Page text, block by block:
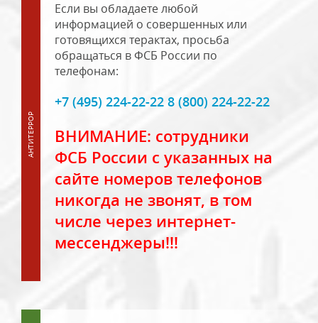
Если вы обладаете любой
информацией о совершенных или
готовящихся терактах, просьба
обращаться в ФСБ России по
телефонам:
+7 (495) 224-22-22 8 (800) 224-22-22
ВНИМАНИЕ: сотрудники
ФСБ России с указанных на
сайте номеров телефонов
никогда не звонят, в том
числе через интернет-
мессенджеры!!!